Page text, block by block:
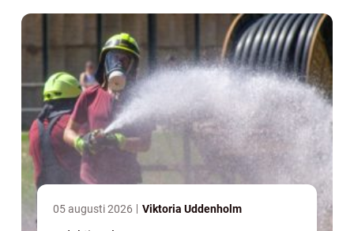
05 augusti 2026 Viktoria Uddenholm